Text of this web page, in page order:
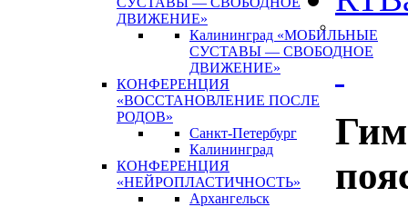
ДВИЖЕНИЕ»
Калининград «МОБИЛЬНЫЕ
СУСТАВЫ — СВОБОДНОЕ
ДВИЖЕНИЕ»
КОНФЕРЕНЦИЯ
«ВОССТАНОВЛЕНИЕ ПОСЛЕ
РОДОВ»
Санкт-Петербург
Калининград
КОНФЕРЕНЦИЯ
«НЕЙРОПЛАСТИЧНОСТЬ»
Архангельск